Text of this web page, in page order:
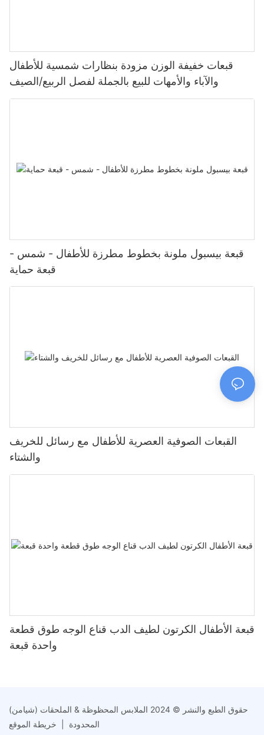
قبعات خفيفة الوزن مزودة بنظارات شمسية للأطفال
والآباء والأمهات للبيع بالجملة لفصل الربيع/الصيف
قبعة بيسبول ملونة بخطوط مطرزة للأطفال - شمس -
قبعة حماية
القبعات الصوفية العصرية للأطفال مع رسائل للخريف
والشتاء
قبعة الأطفال الكرتون لطيف الدب قناع الوجه طوق قطعة
واحدة قبعة
حقوق الطبع والنشر © 2024 الملابس المحظوظة & الملحقات (شيامن)
المحدودة |
خريطة الموقع